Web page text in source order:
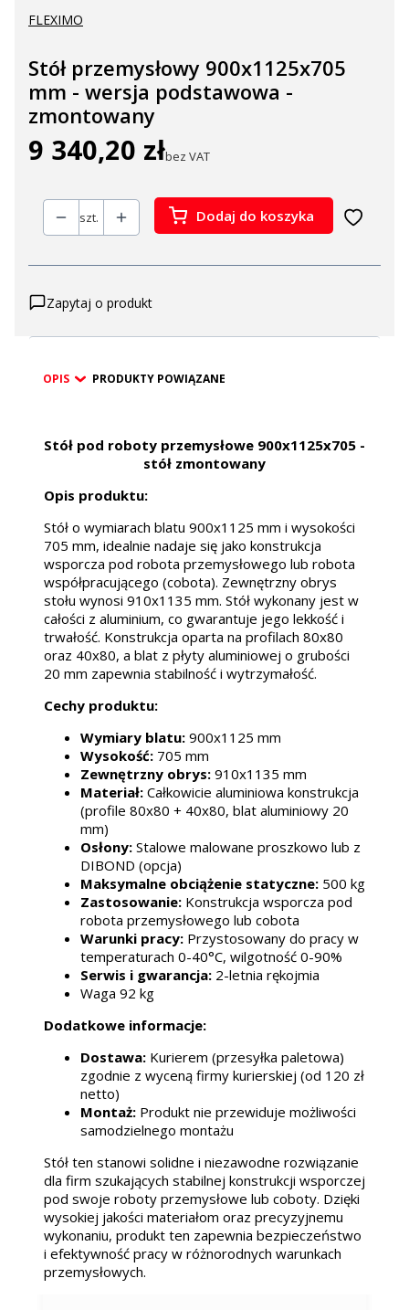
FLEXIMO
Stół przemysłowy 900x1125x705
mm - wersja podstawowa -
zmontowany
Cena
9 340,20 złbez VAT
szt. Dodaj do koszyka
Zapytaj o produkt
OPIS PRODUKTY POWIĄZANE
Stół pod roboty przemysłowe 900x1125x705 -
stół zmontowany
Opis produktu:
Stół o wymiarach blatu 900x1125 mm i wysokości
705 mm, idealnie nadaje się jako konstrukcja
wsporcza pod robota przemysłowego lub robota
współpracującego (cobota). Zewnętrzny obrys
stołu wynosi 910x1135 mm. Stół wykonany jest w
całości z aluminium, co gwarantuje jego lekkość i
trwałość. Konstrukcja oparta na profilach 80x80
oraz 40x80, a blat z płyty aluminiowej o grubości
20 mm zapewnia stabilność i wytrzymałość.
Cechy produktu:
Wymiary blatu: 900x1125 mm
Wysokość: 705 mm
Zewnętrzny obrys: 910x1135 mm
Materiał: Całkowicie aluminiowa konstrukcja
(profile 80x80 + 40x80, blat aluminiowy 20
mm)
Osłony: Stalowe malowane proszkowo lub z
DIBOND (opcja)
Maksymalne obciążenie statyczne: 500 kg
Zastosowanie: Konstrukcja wsporcza pod
robota przemysłowego lub cobota
Warunki pracy: Przystosowany do pracy w
temperaturach 0-40°C, wilgotność 0-90%
Serwis i gwarancja: 2-letnia rękojmia
Waga 92 kg
Dodatkowe informacje:
Dostawa: Kurierem (przesyłka paletowa)
zgodnie z wyceną firmy kurierskiej (od 120 zł
netto)
Montaż: Produkt nie przewiduje możliwości
samodzielnego montażu
Stół ten stanowi solidne i niezawodne rozwiązanie
dla firm szukających stabilnej konstrukcji wsporczej
pod swoje roboty przemysłowe lub coboty. Dzięki
wysokiej jakości materiałom oraz precyzyjnemu
wykonaniu, produkt ten zapewnia bezpieczeństwo
i efektywność pracy w różnorodnych warunkach
przemysłowych.